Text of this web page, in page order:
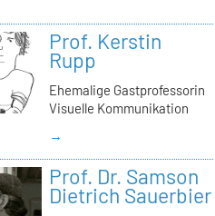
Prof. Kerstin
Rupp
Ehemalige Gastprofessorin
Visuelle Kommunikation
→
Prof. Dr. Samson
Dietrich Sauerbier